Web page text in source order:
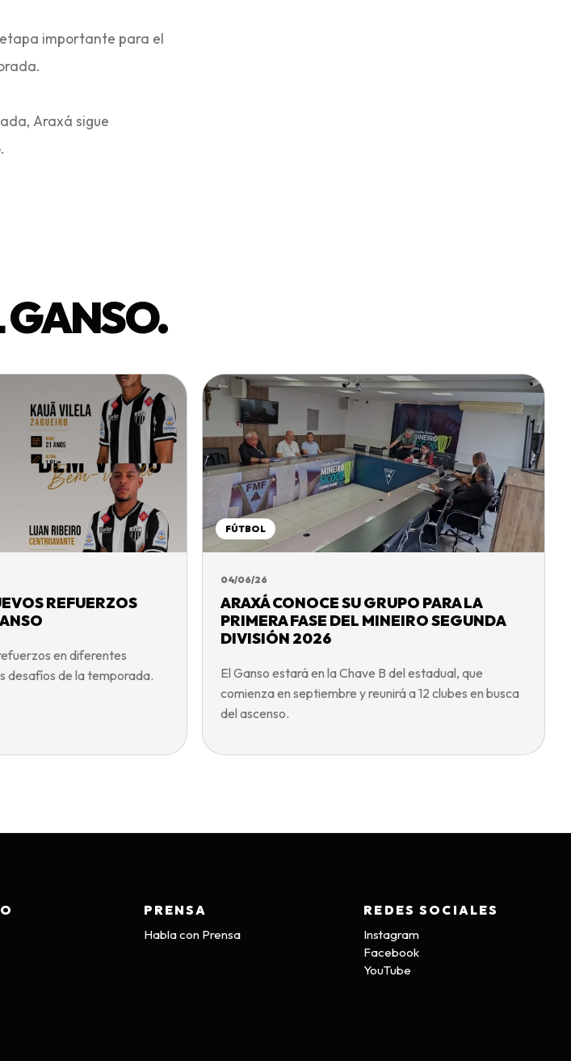
importante para el
Araxá sigue
REFUERZOS
en diferentes
desafíos de la temporada.
FÚTBOL
04/06/26
ARAXÁ CONOCE SU GRUPO PARA LA
PRIMERA FASE DEL MINEIRO SEGUNDA
DIVISIÓN 2026
El Ganso estará en la Chave B del estadual, que
comienza en septiembre y reunirá a 12 clubes en busca
del ascenso.
PRENSA
Habla con Prensa
REDES SOCIALES
Instagram
Facebook
YouTube